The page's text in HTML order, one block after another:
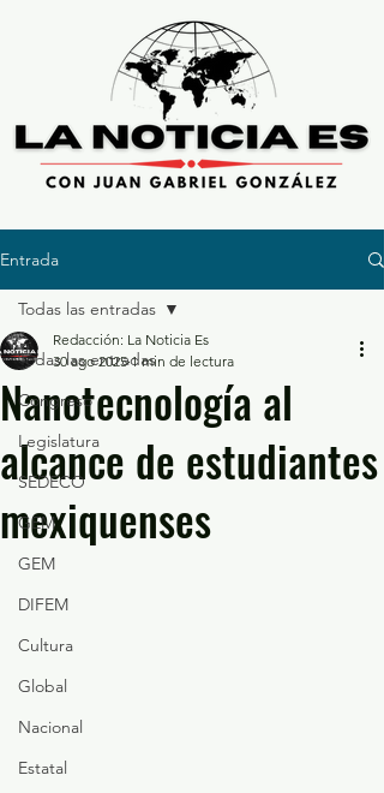
Entrada
Todas las entradas
Congreso
Legislatura
SEDECO
GEM
GEM
DIFEM
Cultura
Global
Nacional
Estatal
Todas las entradas
Nanotecnología al
alcance de estudiantes
mexiquenses
Redacción: La Noticia Es
30 ago 2025 1 min de lectura